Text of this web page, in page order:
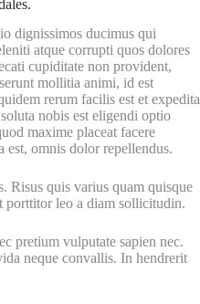
dignissimos ducimus qui
atque corrupti quos dolores
cupiditate non provident,
mollitia animi, id est
rerum facilis est et expedita
nobis est eligendi optio
maxime placeat facere
est, omnis dolor repellendus.
Risus quis varius quam quisque
leo a diam sollicitudin.
pretium vulputate sapien nec.
neque convallis. In hendrerit